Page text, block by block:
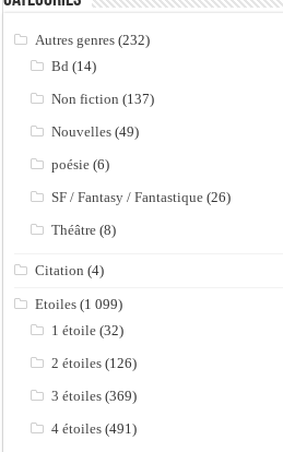
Autres genres (232)
Bd (14)
Non fiction (137)
Nouvelles (49)
poésie (6)
SF / Fantasy / Fantastique (26)
Théâtre (8)
Citation (4)
Etoiles (1 099)
1 étoile (32)
2 étoiles (126)
3 étoiles (369)
4 étoiles (491)